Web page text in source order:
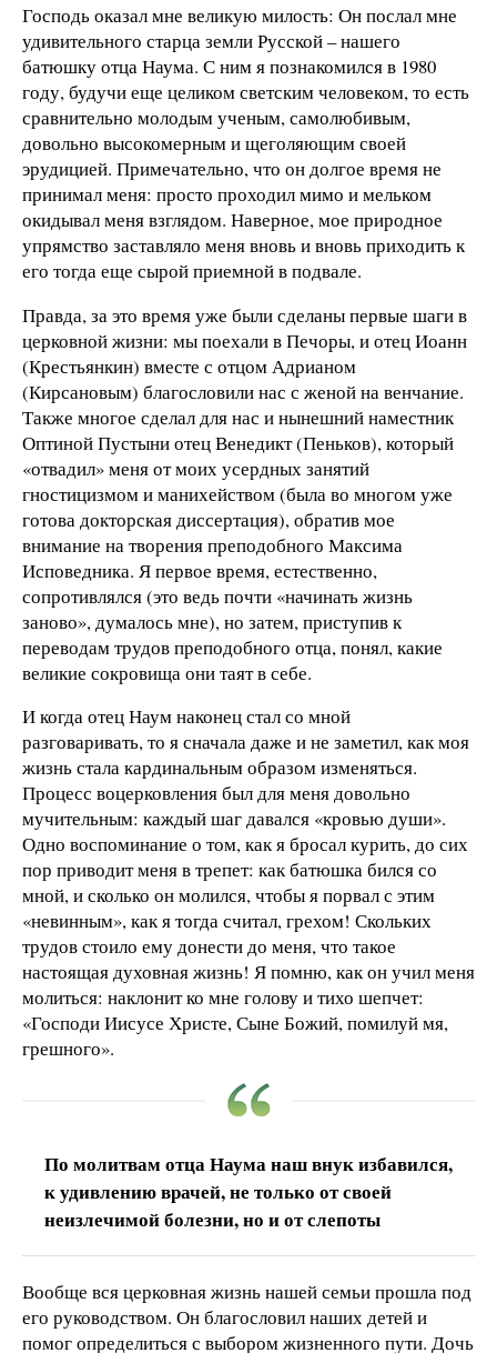
Господь оказал мне великую милость: Он послал мне
удивительного старца земли Русской – нашего
батюшку отца Наума. С ним я познакомился в 1980
году, будучи еще целиком светским человеком, то есть
сравнительно молодым ученым, самолюбивым,
довольно высокомерным и щеголяющим своей
эрудицией. Примечательно, что он долгое время не
принимал меня: просто проходил мимо и мельком
окидывал меня взглядом. Наверное, мое природное
упрямство заставляло меня вновь и вновь приходить к
его тогда еще сырой приемной в подвале.
Правда, за это время уже были сделаны первые шаги в
церковной жизни: мы поехали в Печоры, и отец Иоанн
(Крестьянкин) вместе с отцом Адрианом
(Кирсановым) благословили нас с женой на венчание.
Также многое сделал для нас и нынешний наместник
Оптиной Пустыни отец Венедикт (Пеньков), который
«отвадил» меня от моих усердных занятий
гностицизмом и манихейством (была во многом уже
готова докторская диссертация), обратив мое
внимание на творения преподобного Максима
Исповедника. Я первое время, естественно,
сопротивлялся (это ведь почти «начинать жизнь
заново», думалось мне), но затем, приступив к
переводам трудов преподобного отца, понял, какие
великие сокровища они таят в себе.
И когда отец Наум наконец стал со мной
разговаривать, то я сначала даже и не заметил, как моя
жизнь стала кардинальным образом изменяться.
Процесс воцерковления был для меня довольно
мучительным: каждый шаг давался «кровью души».
Одно воспоминание о том, как я бросал курить, до сих
пор приводит меня в трепет: как батюшка бился со
мной, и сколько он молился, чтобы я порвал с этим
«невинным», как я тогда считал, грехом! Скольких
трудов стоило ему донести до меня, что такое
настоящая духовная жизнь! Я помню, как он учил меня
молиться: наклонит ко мне голову и тихо шепчет:
«Господи Иисусе Христе, Сыне Божий, помилуй мя,
грешного».
По молитвам отца Наума наш внук избавился,
к удивлению врачей, не только от своей
неизлечимой болезни, но и от слепоты
Вообще вся церковная жизнь нашей семьи прошла под
его руководством. Он благословил наших детей и
помог определиться с выбором жизненного пути. Дочь